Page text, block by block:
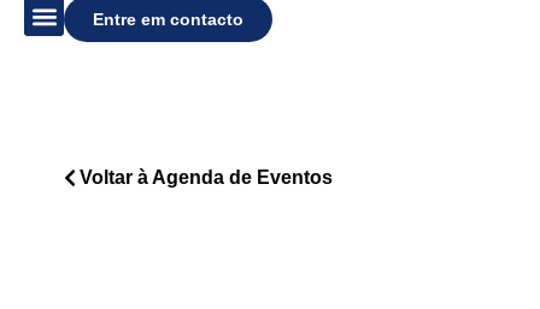
Entre em contacto
Voltar à Agenda de Eventos